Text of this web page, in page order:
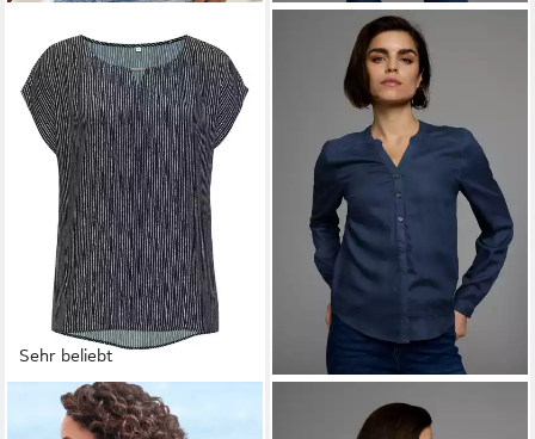
Sehr beliebt
VIVANCE BY LASCANA
Kurzarmbluse mit Zierdetail
Hemdbluse aus weich